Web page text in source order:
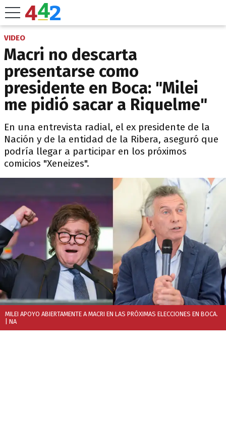
VIDEO
Macri no descarta
presentarse como
presidente en Boca: "Milei
me pidió sacar a Riquelme"
En una entrevista radial, el ex presidente de la
Nación y de la entidad de la Ribera, aseguró que
podría llegar a participar en los próximos
comicios "Xeneizes".
MILEI APOYO ABIERTAMENTE A MACRI EN LAS PRÓXIMAS ELECCIONES EN BOCA.
| NA